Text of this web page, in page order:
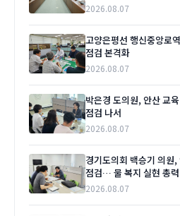
2026.08.07
고양은평선 행신중앙로
점검 본격화
2026.08.07
박은경 도의원, 안산 교
점검 나서
2026.08.07
경기도의회 백승기 의원
점검… 물 복지 실현 총력
2026.08.07